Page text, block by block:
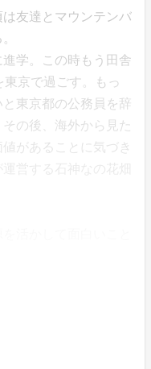
友達とマウンテンバ
学。この時もう田舎
京で過ごす。もっ
東京都の公務員を辞
の後、海外から見た
があることに気づき